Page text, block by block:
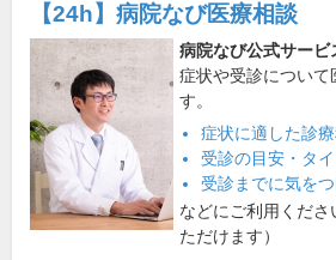
【24h】 病院なび医療相談
病院なび公式サービ
症状や受診について
す。
症状に適した診
受診の目安・タ
受診までに気を
などにご利用くだ
ただけます）